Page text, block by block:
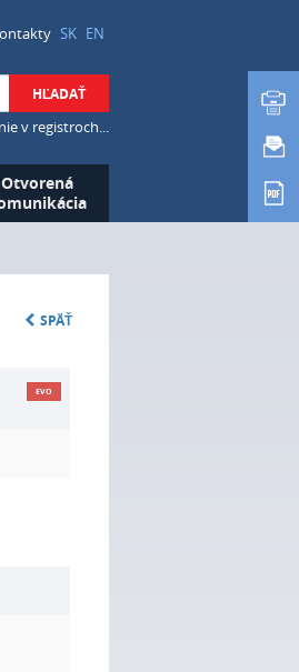
SK EN
HĽADAŤ
v registroch...
Otvorená
SPÄŤ
EVO